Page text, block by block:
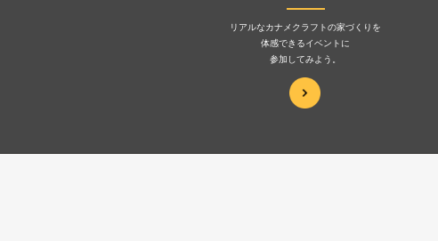
リアルなカナメクラフトの家づくりを
体感できるイベントに
参加してみよう。